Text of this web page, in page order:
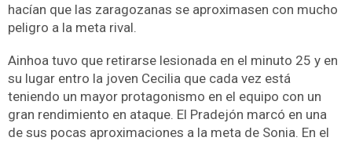
hacían que las zaragozanas se aproximasen con mucho
peligro a la meta rival.
Ainhoa tuvo que retirarse lesionada en el minuto 25 y en
su lugar entro la joven Cecilia que cada vez está
teniendo un mayor protagonismo en el equipo con un
gran rendimiento en ataque. El Pradejón marcó en una
de sus pocas aproximaciones a la meta de Sonia. En el